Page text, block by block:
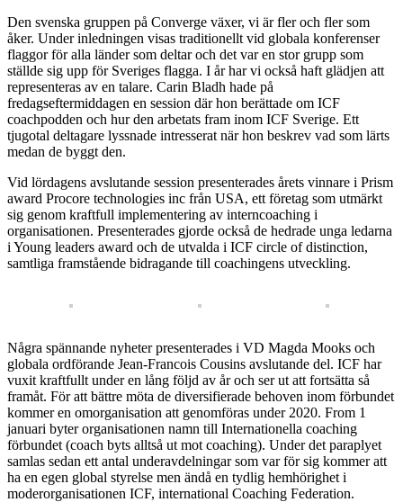
Den svenska gruppen på Converge växer, vi är fler och fler som
åker. Under inledningen visas traditionellt vid globala konferenser
flaggor för alla länder som deltar och det var en stor grupp som
ställde sig upp för Sveriges flagga. I år har vi också haft glädjen att
representeras av en talare. Carin Bladh hade på
fredagseftermiddagen en session där hon berättade om ICF
coachpodden och hur den arbetats fram inom ICF Sverige. Ett
tjugotal deltagare lyssnade intresserat när hon beskrev vad som lärts
medan de byggt den.
Vid lördagens avslutande session presenterades årets vinnare i Prism
award Procore technologies inc från USA, ett företag som utmärkt
sig genom kraftfull implementering av interncoaching i
organisationen. Presenterades gjorde också de hedrade unga ledarna
i Young leaders award och de utvalda i ICF circle of distinction,
samtliga framstående bidragande till coachingens utveckling.
Några spännande nyheter presenterades i VD Magda Mooks och
globala ordförande Jean-Francois Cousins avslutande del. ICF har
vuxit kraftfullt under en lång följd av år och ser ut att fortsätta så
framåt. För att bättre möta de diversifierade behoven inom förbundet
kommer en omorganisation att genomföras under 2020. From 1
januari byter organisationen namn till Internationella coaching
förbundet (coach byts alltså ut mot coaching). Under det paraplyet
samlas sedan ett antal underavdelningar som var för sig kommer att
ha en egen global styrelse men ändå en tydlig hemhörighet i
moderorganisationen ICF, international Coaching Federation.